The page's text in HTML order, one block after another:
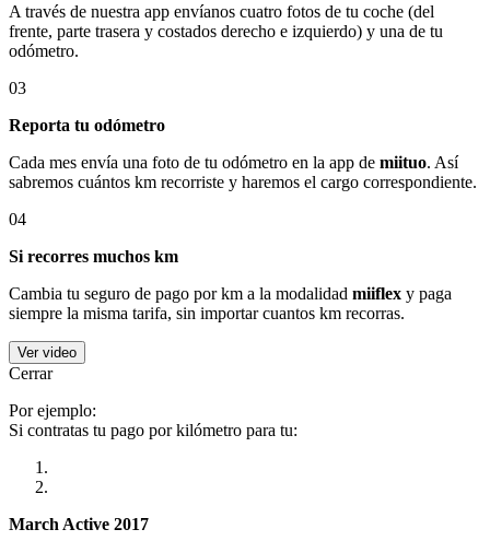
A través de nuestra app envíanos cuatro fotos de tu coche (del
frente, parte trasera y costados derecho e izquierdo) y una de tu
odómetro.
03
Reporta tu odómetro
Cada mes envía una foto de tu odómetro en la app de miituo. Así
sabremos cuántos km recorriste y haremos el cargo correspondiente.
04
Si recorres muchos km
Cambia tu seguro de pago por km a la modalidad miiflex y paga
siempre la misma tarifa, sin importar cuantos km recorras.
Ver video
Cerrar
Por ejemplo:
Si contratas tu pago por kilómetro para tu:
March Active 2017